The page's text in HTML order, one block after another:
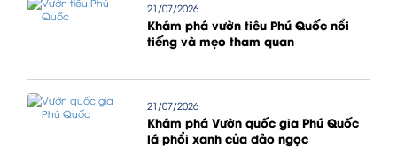
21/07/2026
Khám phá vườn tiêu Phú Quốc nổi
tiếng và mẹo tham quan
21/07/2026
Khám phá Vườn quốc gia Phú Quốc
lá phổi xanh của đảo ngọc